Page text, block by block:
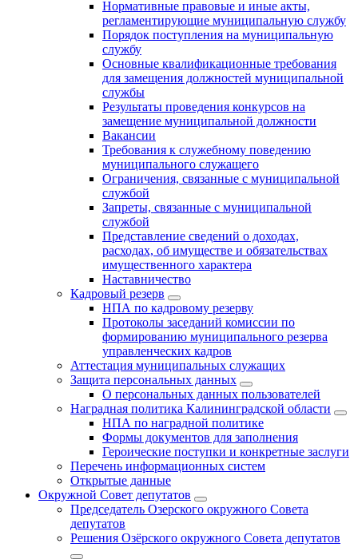
Нормативные правовые и иные акты,
регламентирующие муниципальную службу
Порядок поступления на муниципальную
службу
Основные квалификационные требования
для замещения должностей муниципальной
службы
Результаты проведения конкурсов на
замещение муниципальной должности
Вакансии
Требования к служебному поведению
муниципального служащего
Ограничения, связанные с муниципальной
службой
Запреты, связанные с муниципальной
службой
Представление сведений о доходах,
расходах, об имуществе и обязательствах
имущественного характера
Наставничество
Кадровый резерв
НПА по кадровому резерву
Протоколы заседаний комиссии по
формированию муниципального резерва
управленческих кадров
Аттестация муниципальных служащих
Защита персональных данных
О персональных данных пользователей
Наградная политика Калининградской области
НПА по наградной политике
Формы документов для заполнения
Героические поступки и конкретные заслуги
Перечень информационных систем
Открытые данные
Окружной Совет депутатов
Председатель Озерского окружного Совета
депутатов
Решения Озёрского окружного Совета депутатов